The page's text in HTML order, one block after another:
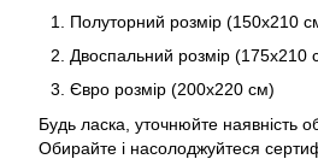
Полуторний розмір (150х210
Двоспальний розмір (175х210
Євро розмір (200х220 см)
Будь ласка, уточнюйте наявність
Обирайте і насолоджуйтеся